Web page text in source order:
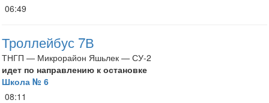
06:49
Троллейбус 7В
ТНГП — Микрорайон Яшьлек — СУ-2
идет по направлению к остановке
Школа № 6
08:11